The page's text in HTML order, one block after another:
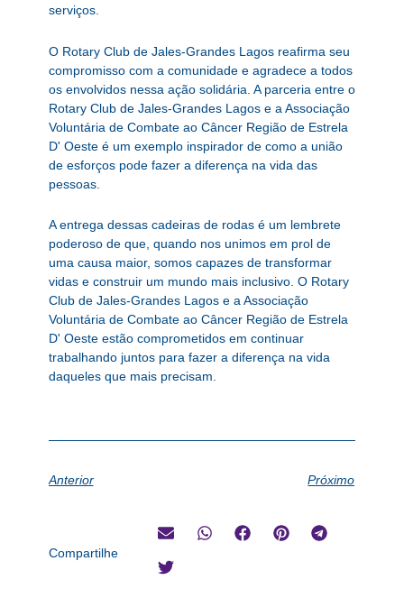
serviços.
O Rotary Club de Jales-Grandes Lagos reafirma seu
compromisso com a comunidade e agradece a todos
os envolvidos nessa ação solidária. A parceria entre o
Rotary Club de Jales-Grandes Lagos e a Associação
Voluntária de Combate ao Câncer Região de Estrela
D' Oeste é um exemplo inspirador de como a união
de esforços pode fazer a diferença na vida das
pessoas.
A entrega dessas cadeiras de rodas é um lembrete
poderoso de que, quando nos unimos em prol de
uma causa maior, somos capazes de transformar
vidas e construir um mundo mais inclusivo. O Rotary
Club de Jales-Grandes Lagos e a Associação
Voluntária de Combate ao Câncer Região de Estrela
D' Oeste estão comprometidos em continuar
trabalhando juntos para fazer a diferença na vida
daqueles que mais precisam.
Anterior Próximo
Compartilhe